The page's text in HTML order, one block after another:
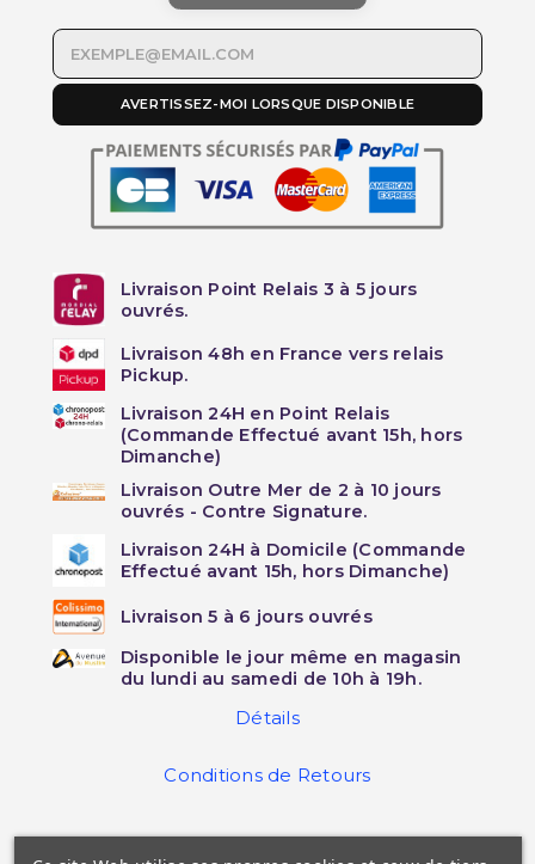
AVERTISSEZ-MOI LORSQUE DISPONIBLE
Livraison Point Relais 3 à 5 jours
ouvrés.
Livraison 48h en France vers relais
Pickup.
Livraison 24H en Point Relais
(Commande Effectué avant 15h, hors
Dimanche)
Livraison Outre Mer de 2 à 10 jours
ouvrés - Contre Signature.
Livraison 24H à Domicile (Commande
Effectué avant 15h, hors Dimanche)
Livraison 5 à 6 jours ouvrés
Disponible le jour même en magasin
du lundi au samedi de 10h à 19h.
Détails
Conditions de Retours